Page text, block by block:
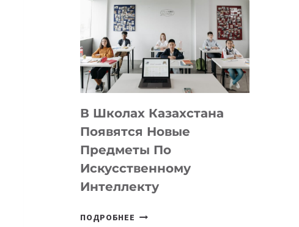
DEAL
VELOCITY
MOST
—
МЕЖДУНАРОДНУЮ
ДЛЯ
ТЕХНОЛОГИЧЕСКИХ
СТАРТАПОВ
В Школах Казахстана
Появятся Новые
Предметы По
Искусственному
Интеллекту
ПОДРОБНЕЕ